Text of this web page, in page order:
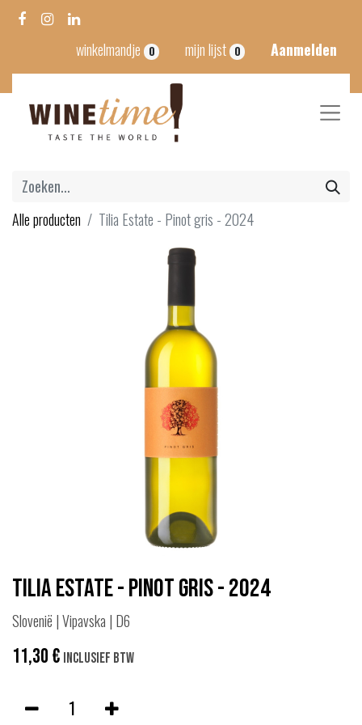
winkelmandje 0 mijn lijst 0 Aanmelden
Alle producten Tilia Estate - Pinot gris - 2024
Tilia Estate - Pinot gris - 2024
Slovenië | Vipavska | D6
11,30€ Inclusief btw